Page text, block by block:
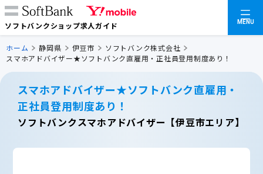
ソフトバンクショップ求人ガイド MENU
ホーム 静岡県 伊豆市
ソフトバンク株式会社
スマホアドバイザー★ソフトバンク直雇用・正社員登用制度あり！
スマホアドバイザー★ソフトバンク直雇用・
正社員登用制度あり！
ソフトバンクスマホアドバイザー【伊豆市エリア】